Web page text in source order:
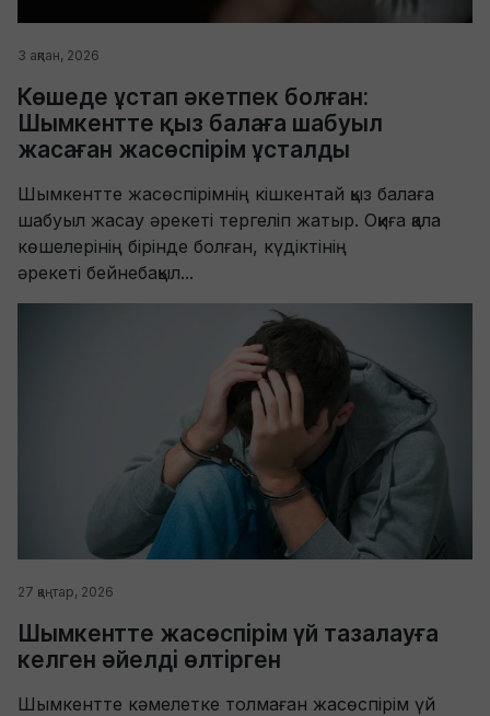
3 ақпан, 2026
Көшеде ұстап әкетпек болған:
Шымкентте қыз балаға шабуыл
жасаған жасөспірім ұсталды
Шымкентте жасөспірімнің кішкентай қыз балаға
шабуыл жасау әрекеті тергеліп жатыр. Оқиға қала
көшелерінің бірінде болған, күдіктінің
әрекеті бейнебақыл...
27 қаңтар, 2026
Шымкентте жасөспірім үй тазалауға
келген әйелді өлтірген
Шымкентте кәмелетке толмаған жасөспірім үй